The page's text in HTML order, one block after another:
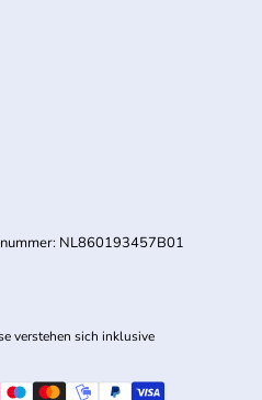
NL860193457B01
verstehen sich inklusive
Zahlungsmöglichkeiten